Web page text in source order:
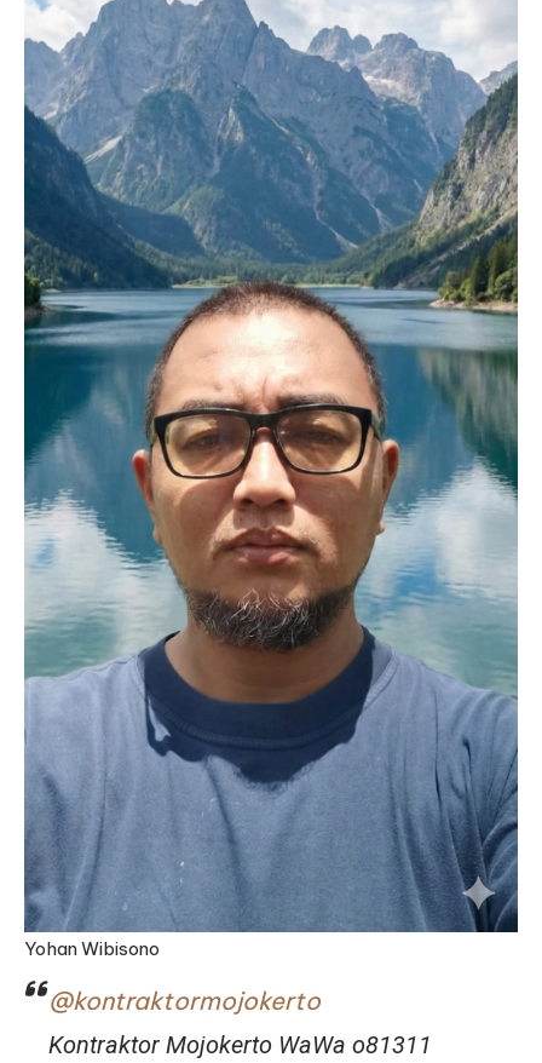
Yohan Wibisono
@kontraktormojokerto
Kontraktor Mojokerto WaWa o81311